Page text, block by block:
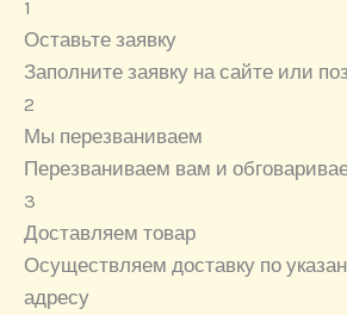
1
Оставьте заявку
Заполните заявку на сайте или
2
Мы перезваниваем
Перезваниваем вам и
3
Доставляем товар
Осуществляем доставку по
адресу